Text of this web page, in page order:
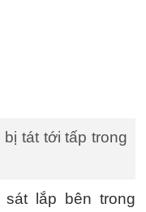
tát tới tấp trong
lắp bên trong